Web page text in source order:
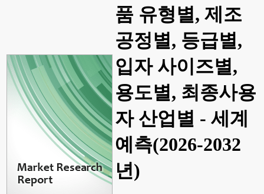
품 유형별, 제조
공정별, 등급별,
입자 사이즈별,
용도별, 최종사용
자 산업별 - 세계
예측(2026-2032
년)